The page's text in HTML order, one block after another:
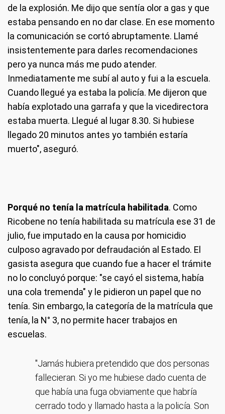
de la explosión. Me dijo que sentía olor a gas y que
estaba pensando en no dar clase. En ese momento
la comunicación se cortó abruptamente. Llamé
insistentemente para darles recomendaciones
pero ya nunca más me pudo atender.
Inmediatamente me subí al auto y fui a la escuela.
Cuando llegué ya estaba la policía. Me dijeron que
había explotado una garrafa y que la vicedirectora
estaba muerta. Llegué al lugar 8.30. Si hubiese
llegado 20 minutos antes yo también estaría
muerto", aseguró.
Porqué no tenía la matrícula habilitada. Como
Ricobene no tenía habilitada su matrícula ese 31 de
julio, fue imputado en la causa por homicidio
culposo agravado por defraudación al Estado. El
gasista asegura que cuando fue a hacer el trámite
no lo concluyó porque: "se cayó el sistema, había
una cola tremenda" y le pidieron un papel que no
tenía. Sin embargo, la categoría de la matrícula que
tenía, la N° 3, no permite hacer trabajos en
escuelas.
"Jamás hubiera pretendido que dos personas
fallecieran. Si yo me hubiese dado cuenta de
que había una fuga obviamente que habría
cerrado todo y llamado hasta a la policía. Son